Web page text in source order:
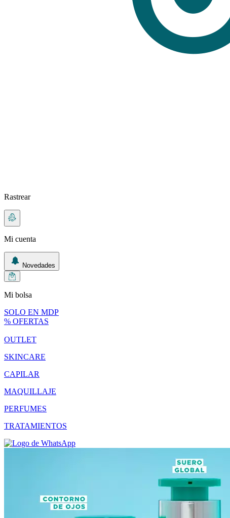
Rastrear
Mi cuenta
Novedades
Mi bolsa
SOLO EN MDP
% OFERTAS
OUTLET
SKINCARE
CAPILAR
MAQUILLAJE
PERFUMES
TRATAMIENTOS